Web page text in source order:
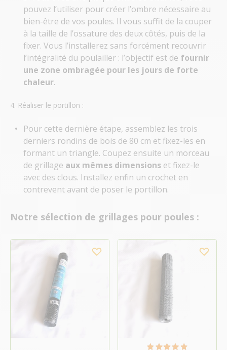
pouvez l’utiliser pour créer l’ombre nécessaire au
bien-être de vos poules. Il vous suffit de la couper
à la taille de l’ossature des deux côtés, puis de la
fixer. Vous l’installerez sans forcément recouvrir
l’intégralité du poulailler : l’objectif est de fournir
une zone ombragée pour les jours de forte
chaleur.
4. Réaliser le portillon :
Pour cette dernière étape, assemblez les trois
derniers rondins de bois de 80 cm et fixez-les en
formant un triangle. Coupez ensuite un morceau
de grillage aux mêmes dimensions et fixez-le
avec des clous. Installez enfin un crochet en
contrevent avant de poser le portillon.
Notre sélection de grillages pour poules :